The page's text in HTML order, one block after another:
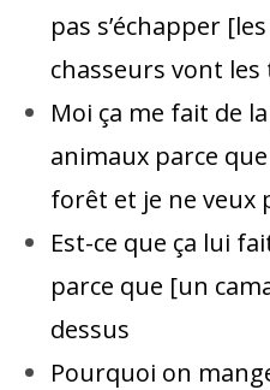
pas s’échapper
chasseurs vont
Moi ça me fait de
animaux parce que
forêt et je ne veux
Est-ce que ça lui
parce que [un
dessus
Pourquoi on